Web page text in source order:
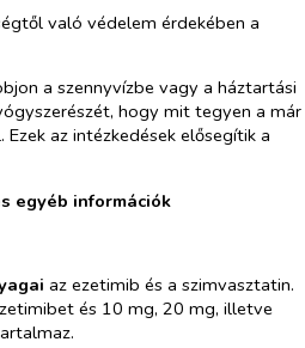
való védelem érdekében a
a szennyvízbe vagy a háztartási
hogy mit tegyen a már
az intézkedések elősegítik a
egyéb információk
az ezetimib és a szimvasztatin.
és 10 mg, 20 mg, illetve